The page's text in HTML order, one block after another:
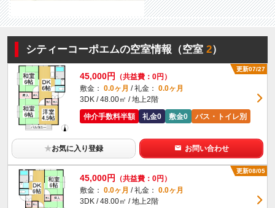
シティーコーポエムの空室情報（空室2）
更新07/27
45,000円
（共益費：0円）
敷金： 0.0ヶ月 / 礼金： 0.0ヶ月
3DK / 48.00㎡ / 地上2階
仲介手数料半額
礼金0 敷金0 バス・トイレ別
★お気に入り登録 お問い合わせ
更新08/05
45,000円
（共益費：0円）
敷金： 0.0ヶ月 / 礼金： 0.0ヶ月
3DK / 48.00㎡ / 地上2階